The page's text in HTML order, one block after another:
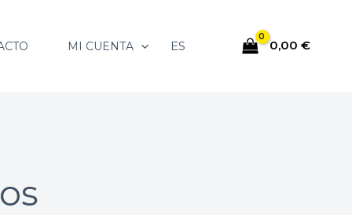
MI CUENTA ES 0,00€